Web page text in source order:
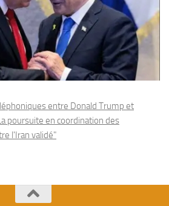
entre Donald Trump et
poursuite en coordination des
l'Iran validé"